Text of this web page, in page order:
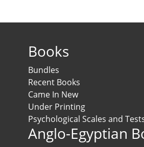
Books
Bundles
Recent Books
Came In New
Under Printing
Psychological Scales and
Anglo-Egyptian